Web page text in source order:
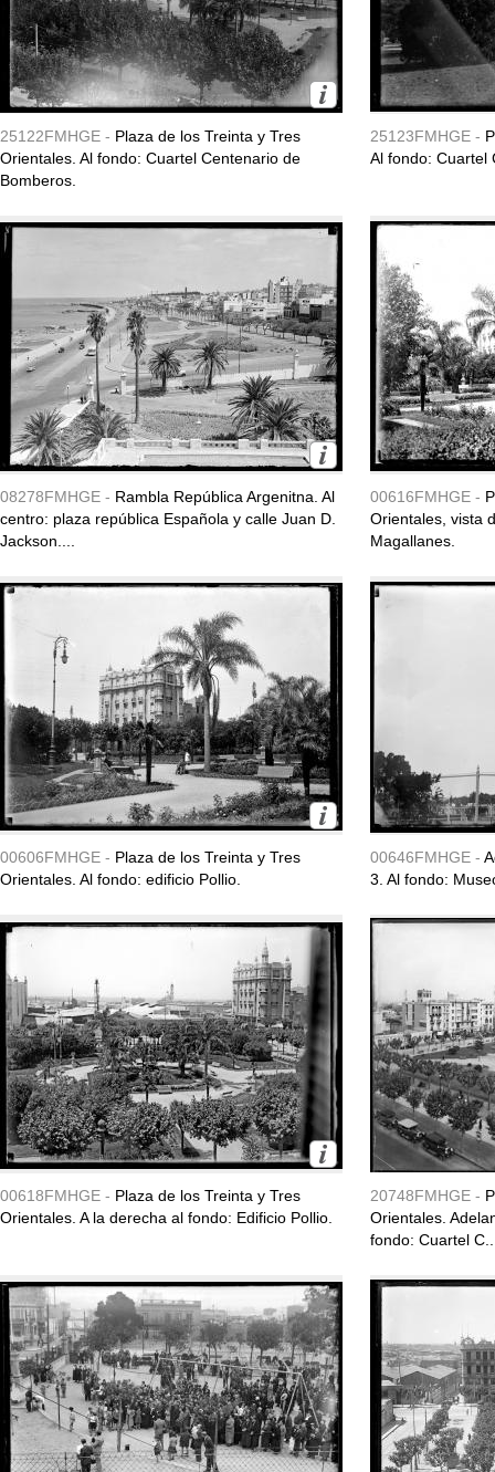
25122FMHGE - Plaza de los Treinta y Tres
Orientales. Al fondo: Cuartel Centenario de
Bomberos.
25123FMHGE -
Al fondo: Cuartel
08278FMHGE - Rambla República Argenitna. Al
centro: plaza república Española y calle Juan D.
Jackson....
00616FMHGE -
Orientales, vista
Magallanes.
00606FMHGE - Plaza de los Treinta y Tres
Orientales. Al fondo: edificio Pollio.
00646FMHGE -
3. Al fondo:
00618FMHGE - Plaza de los Treinta y Tres
Orientales. A la derecha al fondo: Edificio Pollio.
20748FMHGE -
Orientales.
fondo: Cuartel